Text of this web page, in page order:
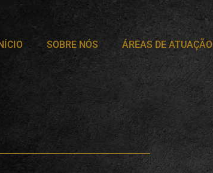
SOBRE NÓS ÁREAS DE ATUAÇÃO